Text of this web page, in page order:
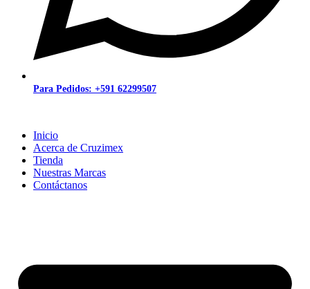
Para Pedidos: +591 62299507
Inicio
Acerca de Cruzimex
Tienda
Nuestras Marcas
Contáctanos